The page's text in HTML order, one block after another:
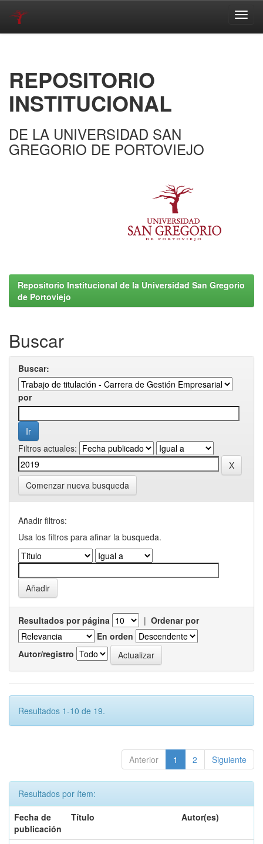
REPOSITORIO
INSTITUCIONAL
DE LA UNIVERSIDAD SAN
GREGORIO DE PORTOVIEJO
Repositorio Institucional de la Universidad San Gregorio
de Portoviejo
Buscar
Buscar:
por
Filtros actuales:
Comenzar nueva busqueda
Añadir filtros:
Usa los filtros para afinar la busqueda.
Resultados por página | Ordenar por
En orden
Autor/registro
Resultados 1-10 de 19.
Anterior 1 2 Siguiente
Resultados por ítem:
Fecha de
publicación
Título Autor(es)